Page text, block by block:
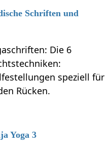
Schriften und
Die 6
speziell für
Rücken.
Yoga 3